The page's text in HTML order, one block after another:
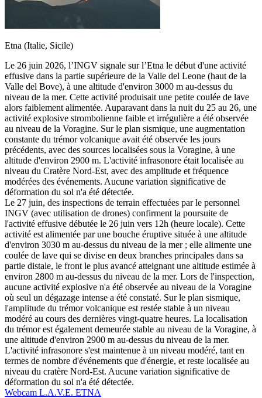
Etna (Italie, Sicile)
Le 26 juin 2026, l’INGV signale sur l’Etna le début d'une activité
effusive dans la partie supérieure de la Valle del Leone (haut de la
Valle del Bove), à une altitude d'environ 3000 m au-dessus du
niveau de la mer. Cette activité produisait une petite coulée de lave
alors faiblement alimentée. Auparavant dans la nuit du 25 au 26, une
activité explosive strombolienne faible et irrégulière a été observée
au niveau de la Voragine. Sur le plan sismique, une augmentation
constante du trémor volcanique avait été observée les jours
précédents, avec des sources localisées sous la Voragine, à une
altitude d'environ 2900 m. L'activité infrasonore était localisée au
niveau du Cratère Nord-Est, avec des amplitude et fréquence
modérées des événements. Aucune variation significative de
déformation du sol n'a été détectée.
Le 27 juin, des inspections de terrain effectuées par le personnel
INGV (avec utilisation de drones) confirment la poursuite de
l'activité effusive débutée le 26 juin vers 12h (heure locale). Cette
activité est alimentée par une bouche éruptive située à une altitude
d'environ 3030 m au-dessus du niveau de la mer ; elle alimente une
coulée de lave qui se divise en deux branches principales dans sa
partie distale, le front le plus avancé atteignant une altitude estimée à
environ 2800 m au-dessus du niveau de la mer. Lors de l'inspection,
aucune activité explosive n'a été observée au niveau de la Voragine
où seul un dégazage intense a été constaté. Sur le plan sismique,
l'amplitude du trémor volcanique est restée stable à un niveau
modéré au cours des dernières vingt-quatre heures. La localisation
du trémor est également demeurée stable au niveau de la Voragine, à
une altitude d'environ 2900 m au-dessus du niveau de la mer.
L'activité infrasonore s'est maintenue à un niveau modéré, tant en
termes de nombre d'événements que d'énergie, et reste localisée au
niveau du cratère Nord-Est. Aucune variation significative de
déformation du sol n'a été détectée.
Webcam L.A.V.E. ETNA